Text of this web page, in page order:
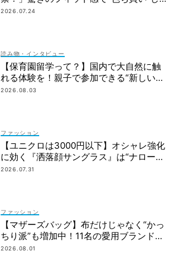
たパンプスって？
2026.07.24
読み物・インタビュー
【保育園留学って？】国内で大自然に触
れる体験を！親子で参加できる“新しい選
択肢”
2026.08.03
ファッション
【ユニクロは3000円以下】オシャレ強化
に効く『洒落顔サングラス』は“ナローフ
ォルム”が最旬！
2026.07.31
ファッション
【マザーズバッグ】布だけじゃなく“かっ
ちり派”も増加中！11名の愛用ブランド
は？
2026.08.01